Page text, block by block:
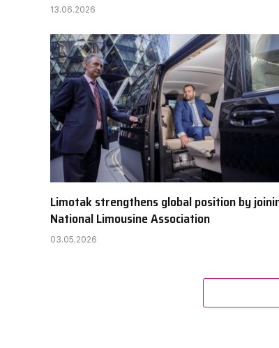
13.06.2026
Limotak strengthens global position by
National Limousine Association
03.05.2026